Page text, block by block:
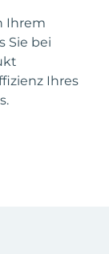
Ihrem
Sie bei
Ihres